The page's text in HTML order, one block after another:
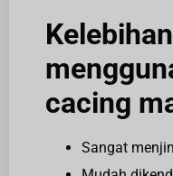
Kelebihan
cacing
Sangat